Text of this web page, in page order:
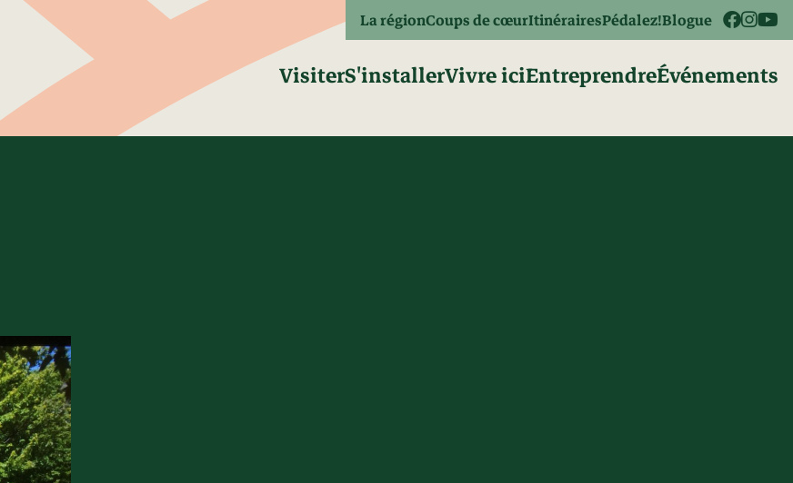
La régionCoups de cœurItinérairesPédalez!Blogue
VisiterS'installerVivre iciEntreprendreÉvénements